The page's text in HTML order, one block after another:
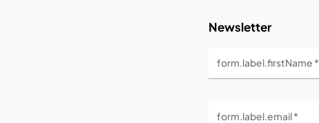
Newsletter
form.label.firstName *
form.label.email *